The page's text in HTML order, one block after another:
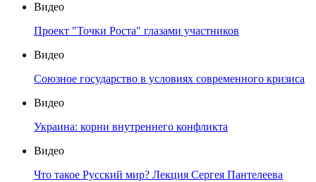
Видео
Проект "Точки Роста" глазами участников
Видео
Союзное государство в условиях современного кризиса
Видео
Украина: корни внутреннего конфликта
Видео
Что такое Русский мир? Лекция Сергея Пантелеева